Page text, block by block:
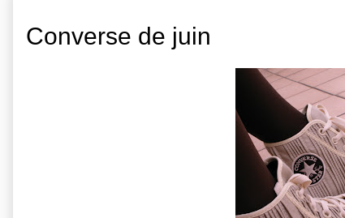
Converse de juin